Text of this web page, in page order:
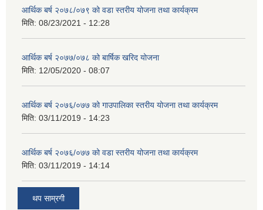
आर्थिक बर्ष २०७८/०७९ को वडा स्तरीय योजना तथा कार्यक्रम
मिति: 08/23/2021 - 12:28
आर्थिक बर्ष २०७७/०७८ को बार्षिक खरिद योजना
मिति: 12/05/2020 - 08:07
आर्थिक बर्ष २०७६/०७७ को गाउपालिका स्तरीय योजना तथा कार्यक्रम
मिति: 03/11/2019 - 14:23
आर्थिक बर्ष २०७६/०७७ को वडा स्तरीय योजना तथा कार्यक्रम
मिति: 03/11/2019 - 14:14
थप साम्रगी